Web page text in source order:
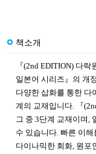
책소개
『(2nd EDITION) 다
일본어 시리즈』의 개
다양한 삽화를 통한 다
계의 교재입니다. 『
그 중 3단계 교재이며,
수 있습니다. 빠른 이
다이나믹한 회화, 원포